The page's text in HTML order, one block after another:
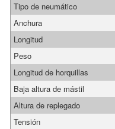
Tipo de neumático
Anchura
Longitud
Peso
Longitud de horquillas
Baja altura de mástil
Altura de replegado
Tensión